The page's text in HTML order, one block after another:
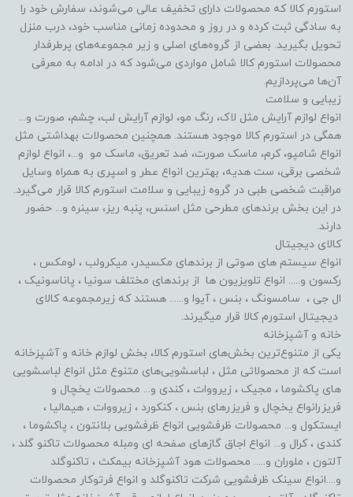
استورم کالا که محصولات دارای تخفیف عالی می‌شوند، سفارش خود را
به سادگی ثبت کرده و در روز و محدوده زمانی مناسب خود، درب منزل
تحویل بگیرید. بعضی از گروه‌های اصلی و زیر مجموعه‌های پرطرفدار
محصولات استورم کالا شامل مواردی می‌شود که در ادامه به معرفی
آن‌ها می‌پردازیم.
زیبایی و سلامت
انواع لوازم آرایش مثل لاک، رنگ مو، لوازم آرایش لب، چشم، صورت و...
همگی در استورم کالا موجود هستند. همچنین محصولات بهداشتی مثل
انواع شامپو، کرم، ماسک صورت، ضد تعریق، ماسک مو و...، انواع لوازم
شخصی برقی، ست هدیه، بهترین انواع عطر و اسپری به همراه وسایل
مراقبت شخصی طبی در گروه زیبایی و سلامت استورم کالا قرار می‌گیرد.
در این بخش برندهای مطرحی مثل اسنس، پنبه ریز، سینره و... حضور
دارند.
کالای دیجیتال
انواع سیستم های صوتی از برندهای مکسیدر، میکرولب ، لومکس ،
رکسون و..... انواع تلویزیون ها از برندهای مختلف سونیا ، پاناسونیک ،
ال جی ، سامسونگ ، بنس ، آیوا و...... هستند که زیرمجموعه کالای
دیجیتال استورم کالا قرار میگیرند.
خانه و آشپزخانه
یکی از متنوع‌ترین بخش‌های استورم کالا، بخش لوازم خانه و آشپزخانه
است که از محصولاتی مثل ، لباسشویی‌های متنوع مثل انواع لباسشویی
های پاکشوما ، مجیک ، زیرووات ، کندی و... محصولات یخچال و
فریزرانواع یخچال و فریزرهای بنس ، کنکورد ، زیرووات ، هیمالیا ،
ایستکول و... محصولات ظرفشویی انواع ظرفشویی بلانتون ، پاکشوما ،
کندی ، کرال و... انواع اجاق گازهای صفحه ای ومبله محصولات تاکنو گلد ،
آلتون ، ملوران و..... محصولات هود آشپزخانه بیمکث ، تاکنوگلد
و....انواع سینک ظرفشویی شرکت تاکنوگلد و انواع فرتوکار محصولات